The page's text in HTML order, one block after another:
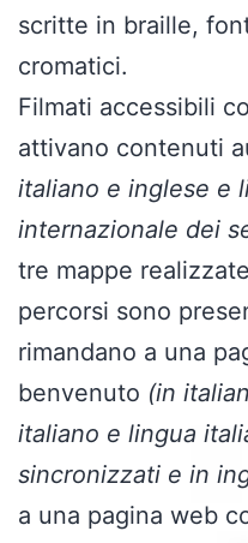
scritte in braille,
cromatici.
Filmati accessibili
attivano contenuti
italiano e inglese e
internazionale dei
tre mappe
percorsi sono
rimandano a una
benvenuto (in
italiano e lingua
sincronizzati e in
a una pagina web